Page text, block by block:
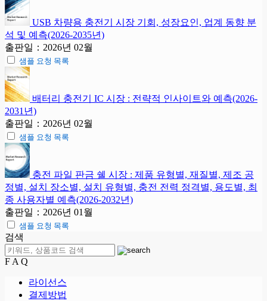
USB 차량용 충전기 시장 기회, 성장요인, 업계 동향 분
석 및 예측(2026-2035년)
출판일：2026년 02월
샘플 요청 목록
배터리 충전기 IC 시장 : 전략적 인사이트와 예측(2026-
2031년)
출판일：2026년 02월
샘플 요청 목록
충전 파일 판금 쉘 시장 : 제품 유형별, 재질별, 제조 공
정별, 설치 장소별, 설치 유형별, 충전 전력 정격별, 용도별, 최
종 사용자별 예측(2026-2032년)
출판일：2026년 01월
샘플 요청 목록
검색
F A Q
라이선스
결제방법